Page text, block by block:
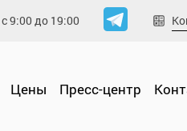
9:00 до 19:00
Цены Пресс-центр